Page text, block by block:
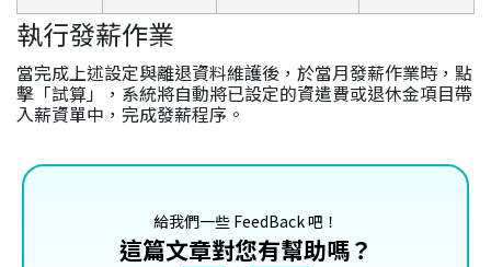
執行發薪作業
當完成上述設定與離退資料維護後，於當月發薪作業時，點
擊「試算」，系統將自動將已設定的資遣費或退休金項目帶
入薪資單中，完成發薪程序。
給我們一些 FeedBack 吧！
這篇文章對您有幫助嗎？